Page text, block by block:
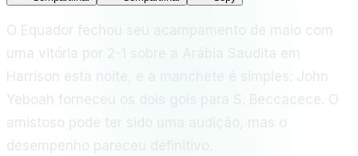
O Equador fechou seu acampamento de maio com
uma vitória por 2-1 sobre a Arábia Saudita em
Harrison esta noite, e a manchete é simples: John
Yeboah forneceu os dois gols para S. Beccacece. O
amistoso pode ter sido uma audição, mas o
desempenho pareceu definitivo.